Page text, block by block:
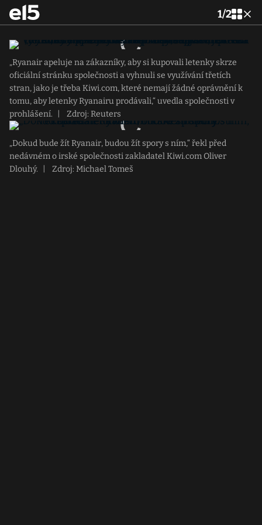
1/2
„Ryanair apeluje na zákazníky, aby si kupovali letenky skrze
oficiální stránku společnosti a vyhnuli se využívání třetích
stran, jako je třeba Kiwi.com, které nemají žádné oprávnění k
tomu, aby letenky Ryanairu prodávali,“ uvedla společnosti v
prohlášení.
Zdroj: Reuters
„Dokud bude žít Ryanair, budou žít spory s ním,“ řekl před
nedávném o irské společnosti zakladatel Kiwi.com Oliver
Dlouhý.
Zdroj: Michael Tomeš